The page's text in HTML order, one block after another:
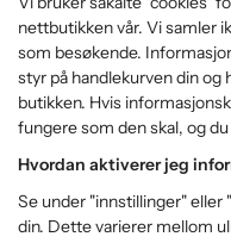
nettbutikken vår. Vi samler
som besøkende.
styr på handlekurven din og
butikken. Hvis
fungere som den skal, og
Hvordan aktiverer jeg
Se under "innstillinger"
din. Dette varierer mellom